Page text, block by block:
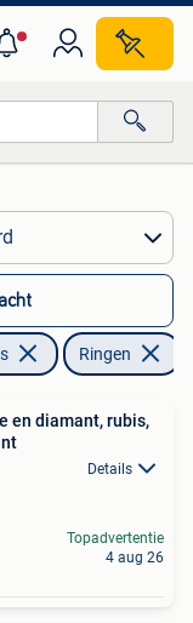
Ringen
en diamant, rubis,
Details
Topadvertentie
4 aug 26